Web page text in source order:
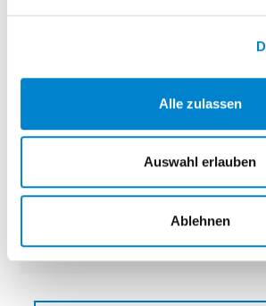
Alle zulassen
Auswahl erlauben
Ablehnen
€ 2.390,00
steinau übernimmt